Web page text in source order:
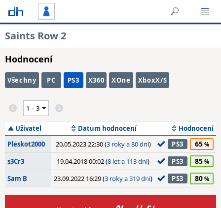
Saints Row 2
Hodnocení
Všechny PC PS3 X360 XOne XboxX/S
Uživatel Datum hodnocení
Hodnocení
Pleskot2000
20.05.2023 22:30 (3 roky a 80 dní) PS3 65
s3Cr3 19.04.2018 00:02 (8 let a 113 dní) PS3 85
Sam B 23.09.2022 16:29 (3 roky a 319 dní) PS3 80